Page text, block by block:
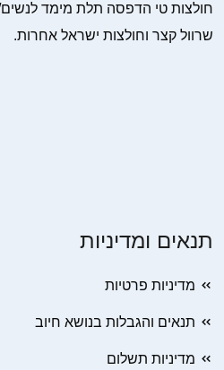
חולצות טי הדפסה תלת מימד
שרוול קצר וחולצות ישראל אחרות.
תנאים ומדיניות
מדיניות פרטיות
תנאים והגבלות בנושא חיוב
מדיניות תשלום